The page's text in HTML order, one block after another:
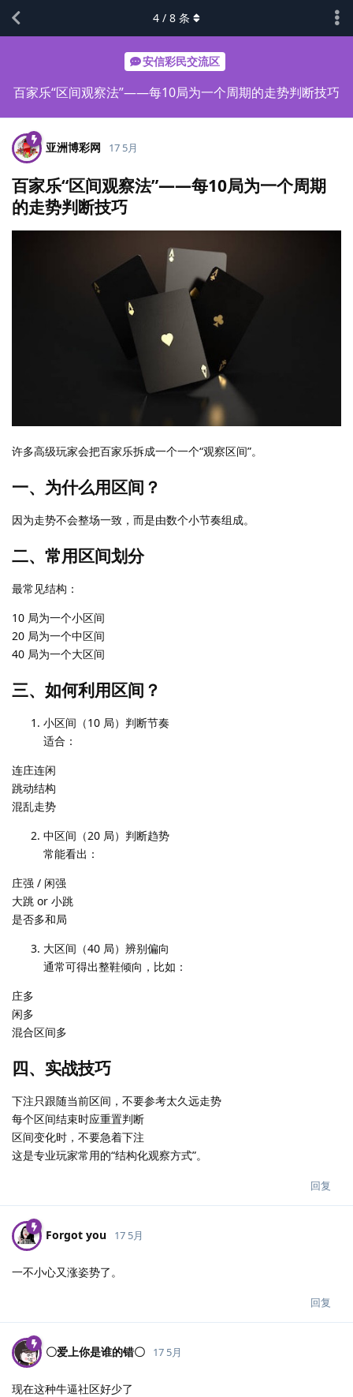
安信彩民交流区
百家乐“区间观察法”——每10局为一个周期的走势判断技巧
4 / 8 条
亚洲博彩网 17 5月
百家乐“区间观察法”——每10局为一个周期
的走势判断技巧
许多高级玩家会把百家乐拆成一个一个“观察区间”。
一、为什么用区间？
因为走势不会整场一致，而是由数个小节奏组成。
二、常用区间划分
最常见结构：
10 局为一个小区间
20 局为一个中区间
40 局为一个大区间
三、如何利用区间？
小区间（10 局）判断节奏
适合：
连庄连闲
跳动结构
混乱走势
中区间（20 局）判断趋势
常能看出：
庄强 / 闲强
大跳 or 小跳
是否多和局
大区间（40 局）辨别偏向
通常可得出整鞋倾向，比如：
庄多
闲多
混合区间多
四、实战技巧
下注只跟随当前区间，不要参考太久远走势
每个区间结束时应重置判断
区间变化时，不要急着下注
这是专业玩家常用的“结构化观察方式”。
回复
Forgot you 17 5月
一不小心又涨姿势了。
回复
〇爱上你是谁的错〇 17 5月
现在这种牛逼社区好少了